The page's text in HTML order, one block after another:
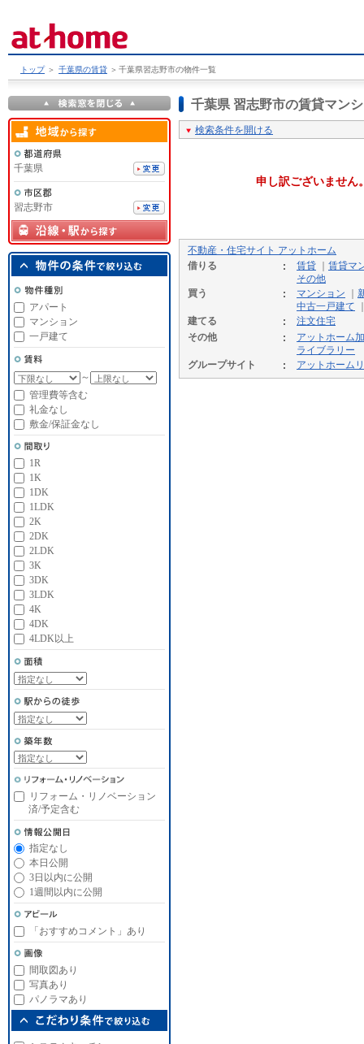
トップ ＞ 千葉県の賃貸 ＞ 千葉県習志野市の物件一覧
千葉県 習志野市の賃貸マン
検索条件を開ける
申し訳ございません
不動産・住宅サイト アットホーム
借りる
賃貸
賃貸マ
その他
買う
マンション
中古一戸建て
建てる
注文住宅
その他
アットホーム
ライブラリー
グループサイト
アットホーム
千葉県
習志野市
アパート
マンション
一戸建て
～
管理費等含む
礼金なし
敷金/保証金なし
1R
1K
1DK
1LDK
2K
2DK
2LDK
3K
3DK
3LDK
4K
4DK
4LDK以上
リフォーム・リノベーション
済/予定含む
指定なし
本日公開
3日以内に公開
1週間以内に公開
「おすすめコメント」あり
間取図あり
写真あり
パノラマあり